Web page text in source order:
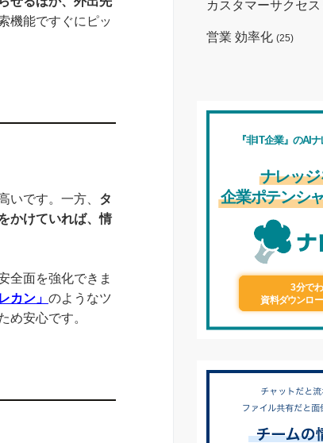
機能ですぐにピッ
いです。一方、 タ
かけていれば、情
全面を強化できま
カン」 のようなツ
め安心です。
カスタマーサクセス
営業 効率化 (25)